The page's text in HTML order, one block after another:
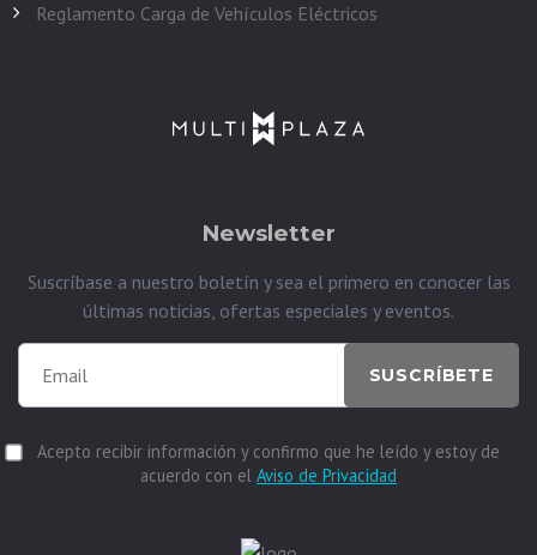
Reglamento Carga de Vehículos Eléctricos
Newsletter
Suscríbase a nuestro boletín y sea el primero en conocer las
últimas noticias, ofertas especiales y eventos.
SUSCRÍBETE
Acepto recibir información y confirmo que he leído y estoy de
acuerdo con el Aviso de Privacidad